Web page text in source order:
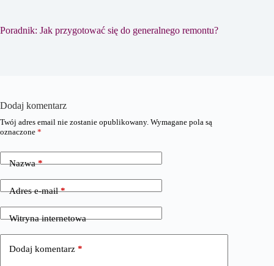
Poradnik: Jak przygotować się do generalnego remontu?
Dodaj komentarz
Twój adres email nie zostanie opublikowany. Wymagane pola są
oznaczone *
Nazwa*
Adres e-mail*
Witryna internetowa
Dodaj komentarz *